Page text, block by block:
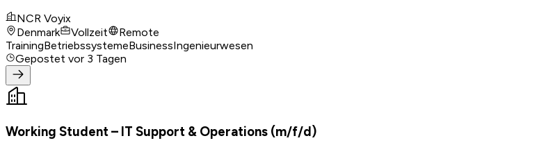
NCR Voyix
Denmark
Vollzeit
Remote
TrainingBetriebssystemeBusinessIngenieurwesen
Gepostet vor 3 Tagen
Working Student – IT Support & Operations (m/f/d)